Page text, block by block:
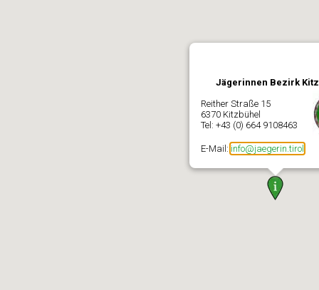
Jägerinnen Bezirk
Reither Straße 15
6370 Kitzbühel
Tel: +43 (0) 664 9108463
E-Mail: info@jaegerin.tirol